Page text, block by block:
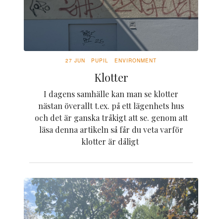
27 JUN PUPIL ENVIRONMENT
Klotter
I dagens samhälle kan man se klotter
nästan överallt t.ex. på ett lägenhets hus
och det är ganska tråkigt att se. genom att
läsa denna artikeln så får du veta varför
klotter är dåligt